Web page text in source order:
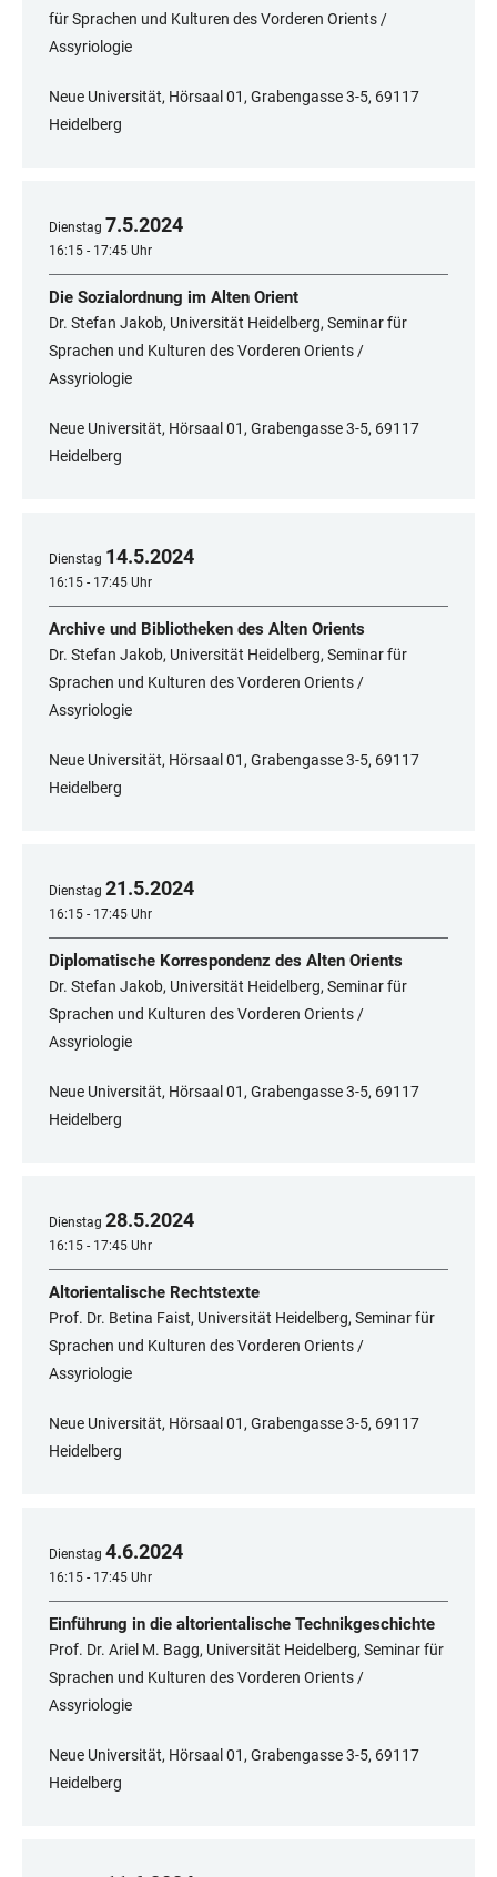
für Sprachen und Kulturen des Vorderen Orients /
Assyriologie
Neue Universität, Hörsaal 01, Grabengasse 3-5, 69117
Heidelberg
Dienstag 7.5.2024
16:15 - 17:45 Uhr
Die Sozialordnung im Alten Orient
Dr. Stefan Jakob, Universität Heidelberg, Seminar für
Sprachen und Kulturen des Vorderen Orients /
Assyriologie
Neue Universität, Hörsaal 01, Grabengasse 3-5, 69117
Heidelberg
Dienstag 14.5.2024
16:15 - 17:45 Uhr
Archive und Bibliotheken des Alten Orients
Dr. Stefan Jakob, Universität Heidelberg, Seminar für
Sprachen und Kulturen des Vorderen Orients /
Assyriologie
Neue Universität, Hörsaal 01, Grabengasse 3-5, 69117
Heidelberg
Dienstag 21.5.2024
16:15 - 17:45 Uhr
Diplomatische Korrespondenz des Alten Orients
Dr. Stefan Jakob, Universität Heidelberg, Seminar für
Sprachen und Kulturen des Vorderen Orients /
Assyriologie
Neue Universität, Hörsaal 01, Grabengasse 3-5, 69117
Heidelberg
Dienstag 28.5.2024
16:15 - 17:45 Uhr
Altorientalische Rechtstexte
Prof. Dr. Betina Faist, Universität Heidelberg, Seminar für
Sprachen und Kulturen des Vorderen Orients /
Assyriologie
Neue Universität, Hörsaal 01, Grabengasse 3-5, 69117
Heidelberg
Dienstag 4.6.2024
16:15 - 17:45 Uhr
Einführung in die altorientalische Technikgeschichte
Prof. Dr. Ariel M. Bagg, Universität Heidelberg, Seminar für
Sprachen und Kulturen des Vorderen Orients /
Assyriologie
Neue Universität, Hörsaal 01, Grabengasse 3-5, 69117
Heidelberg